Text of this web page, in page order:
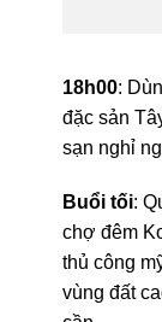
18h00:
đặc sản
sạn nghỉ
Buổi tối:
chợ đêm
thủ công
vùng đất